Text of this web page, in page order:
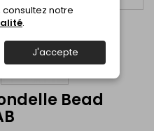
Bead
notre
.
J'accepte